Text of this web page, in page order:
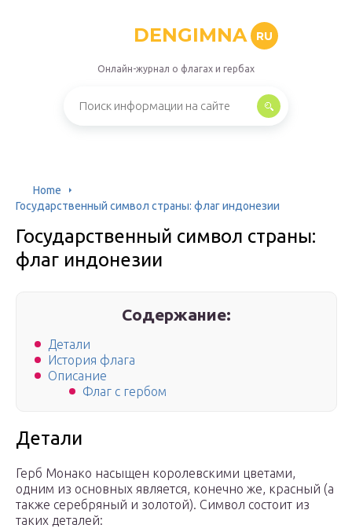
DENGIMNA RU
Онлайн-журнал о флагах и гербах
Home
Государственный символ страны: флаг индонезии
Государственный символ страны:
флаг индонезии
Содержание:
Детали
История флага
Описание
Флаг с гербом
Детали
Герб Монако насыщен королевскими цветами,
одним из основных является, конечно же, красный (а
также серебряный и золотой). Символ состоит из
таких деталей: